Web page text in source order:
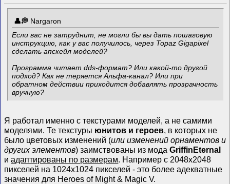
Nargaron
Если вас не затруднит, не могли бы вы дать пошаговую
инструкцию, как у вас получилось, через Topaz Gigapixel
сделать апскейл моделей?
Программа читает dds-формат? Или какой-то другой
подход? Как не теряется Альфа-канал? Или при
обратном действии приходится добавлять прозрачность
вручную?
Я работал именно с текстурами моделей, а не самими
моделями. Те текстуры юнитов и героев , в которых не
было цветовых изменений (или изменений орнаментов и
других элементов) заимствованы из модаGriffinEternal
иадаптированы по размерам . Например с 2048х2048
пикселей на 1024х1024 пикселей - это более адекватные
значения для Heroes of Might & Magic V.